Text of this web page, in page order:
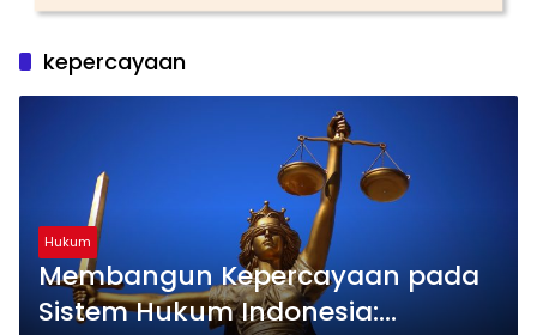
kepercayaan
Hukum
Membangun Kepercayaan pada
Sistem Hukum Indonesia: